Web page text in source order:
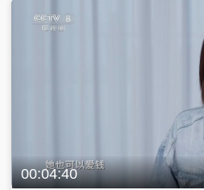
00:04:40